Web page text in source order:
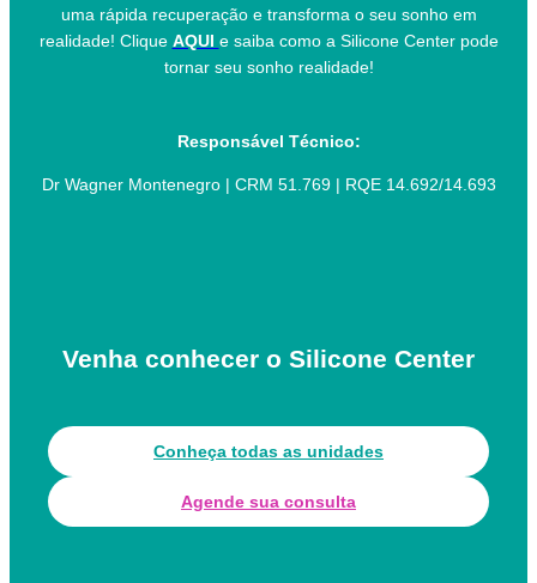
uma rápida recuperação e transforma o seu sonho em
realidade! Clique AQUI e saiba como a Silicone Center pode
tornar seu sonho realidade!
Responsável Técnico:
Dr Wagner Montenegro | CRM 51.769 | RQE 14.692/14.693
Venha conhecer o Silicone Center
Conheça todas as unidades
Agende sua consulta